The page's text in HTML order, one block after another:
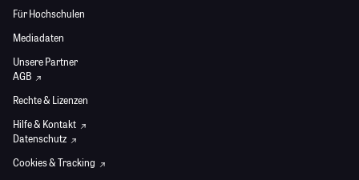
Für Hochschulen
Mediadaten
Unsere Partner
AGB
Rechte & Lizenzen
Hilfe & Kontakt
Datenschutz
Cookies & Tracking